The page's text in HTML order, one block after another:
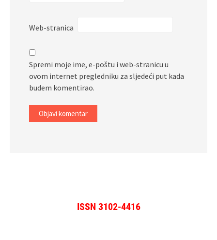
Web-stranica
Spremi moje ime, e-poštu i web-stranicu u
ovom internet pregledniku za sljedeći put kada
budem komentirao.
ISSN 3102-4416